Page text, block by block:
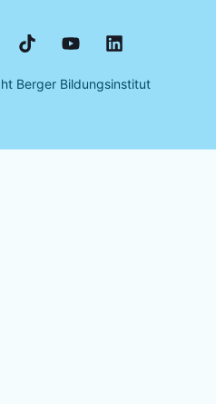
Berger Bildungsinstitut